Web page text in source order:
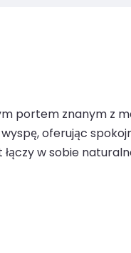
portem znanym z
oferując
w sobie